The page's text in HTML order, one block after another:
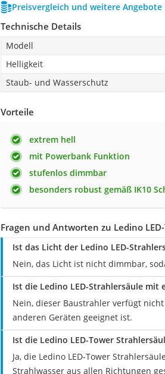
Preisvergleich und weitere Angebote
Technische Details
Modell
Helligkeit
Staub- und Wasserschutz
Vorteile
extrem hell
mit Powerbank Funktion
stufenlos dimmbar
besonders robust gemäß IK10
Fragen und Antworten zu Ledino
Ist das Licht der Ledino LED-
Nein, das Licht ist nicht dimmbar,
Ist die Ledino LED-Strahlersäule
Nein, dieser Baustrahler verfügt
anderen Geräten geeignet ist.
Ist die Ledino LED-Tower
Ja, die Ledino LED-Tower
Strahlwasser aus allen Richtungen